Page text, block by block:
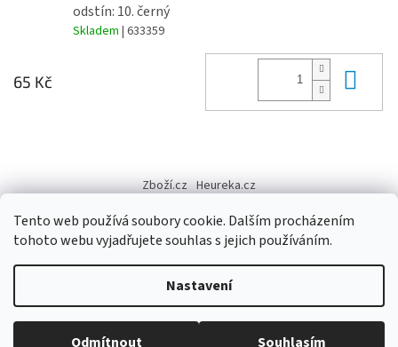
Tento web používá soubory cookie. Dalším procházením
tohoto webu vyjadřujete souhlas s jejich používáním.
Nastavení
Odmítnout Souhlasím
odstín: 10. černý
Skladem | 633359
65 Kč
p
Zboží.cz Heureka.cz
Copyright 2026Výtvarné potřeby - hedvábí.cz. Všechna práva